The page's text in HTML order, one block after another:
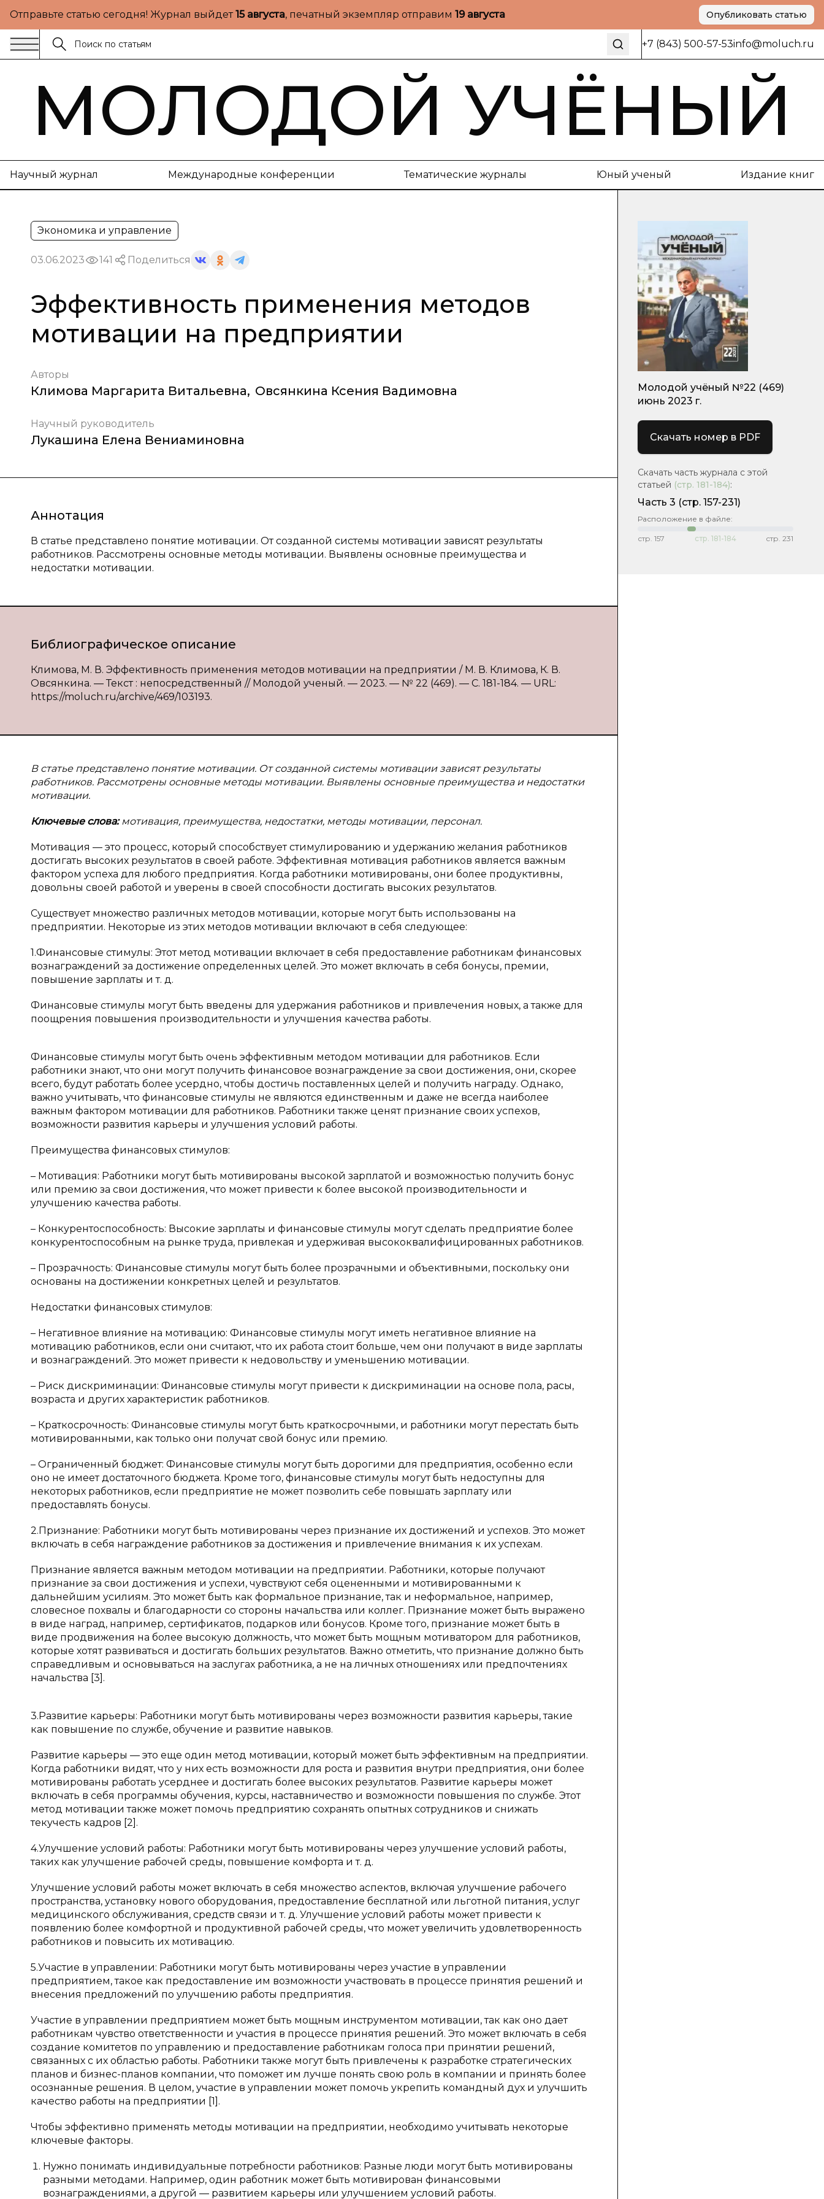
Отправьте статью сегодня! Журнал выйдет15 августа, печатный экземпляр отправим 19 августа Опубликовать статью
+7 (843) 500-57-53info@moluch.ru
МОЛОДОЙ УЧЁНЫЙ
Научный журнал Международные конференции Тематические журналы Юный ученый Издание книг
Экономика и управление
03.06.2023 141 Поделиться
Эффективность применения методов
мотивации на предприятии
Авторы
Климова Маргарита Витальевна, Овсянкина Ксения Вадимовна
Научный руководитель
Лукашина Елена Вениаминовна
Аннотация
В статье представлено понятие мотивации. От созданной системы мотивации зависят результаты
работников. Рассмотрены основные методы мотивации. Выявлены основные преимущества и
недостатки мотивации.
Библиографическое описание
Климова, М. В. Эффективность применения методов мотивации на предприятии / М. В. Климова, К. В.
Овсянкина. — Текст : непосредственный // Молодой ученый. — 2023. — № 22 (469). — С. 181-184. — URL:
https://moluch.ru/archive/469/103193.
В статье представлено понятие мотивации. От созданной системы мотивации зависят результаты
работников. Рассмотрены основные методы мотивации. Выявлены основные преимущества и недостатки
мотивации.
Ключевые слова:мотивация, преимущества, недостатки, методы мотивации, персонал.
Мотивация — это процесс, который способствует стимулированию и удержанию желания работников
достигать высоких результатов в своей работе. Эффективная мотивация работников является важным
фактором успеха для любого предприятия. Когда работники мотивированы, они более продуктивны,
довольны своей работой и уверены в своей способности достигать высоких результатов.
Существует множество различных методов мотивации, которые могут быть использованы на
предприятии. Некоторые из этих методов мотивации включают в себя следующее:
1.Финансовые стимулы: Этот метод мотивации включает в себя предоставление работникам финансовых
вознаграждений за достижение определенных целей. Это может включать в себя бонусы, премии,
повышение зарплаты и т. д.
Финансовые стимулы могут быть введены для удержания работников и привлечения новых, а также для
поощрения повышения производительности и улучшения качества работы.
Финансовые стимулы могут быть очень эффективным методом мотивации для работников. Если
работники знают, что они могут получить финансовое вознаграждение за свои достижения, они, скорее
всего, будут работать более усердно, чтобы достичь поставленных целей и получить награду. Однако,
важно учитывать, что финансовые стимулы не являются единственным и даже не всегда наиболее
важным фактором мотивации для работников. Работники также ценят признание своих успехов,
возможности развития карьеры и улучшения условий работы.
Преимущества финансовых стимулов:
– Мотивация: Работники могут быть мотивированы высокой зарплатой и возможностью получить бонус
или премию за свои достижения, что может привести к более высокой производительности и
улучшению качества работы.
– Конкурентоспособность: Высокие зарплаты и финансовые стимулы могут сделать предприятие более
конкурентоспособным на рынке труда, привлекая и удерживая высококвалифицированных работников.
– Прозрачность: Финансовые стимулы могут быть более прозрачными и объективными, поскольку они
основаны на достижении конкретных целей и результатов.
Недостатки финансовых стимулов:
– Негативное влияние на мотивацию: Финансовые стимулы могут иметь негативное влияние на
мотивацию работников, если они считают, что их работа стоит больше, чем они получают в виде зарплаты
и вознаграждений. Это может привести к недовольству и уменьшению мотивации.
– Риск дискриминации: Финансовые стимулы могут привести к дискриминации на основе пола, расы,
возраста и других характеристик работников.
– Краткосрочность: Финансовые стимулы могут быть краткосрочными, и работники могут перестать быть
мотивированными, как только они получат свой бонус или премию.
– Ограниченный бюджет: Финансовые стимулы могут быть дорогими для предприятия, особенно если
оно не имеет достаточного бюджета. Кроме того, финансовые стимулы могут быть недоступны для
некоторых работников, если предприятие не может позволить себе повышать зарплату или
предоставлять бонусы.
2.Признание: Работники могут быть мотивированы через признание их достижений и успехов. Это может
включать в себя награждение работников за достижения и привлечение внимания к их успехам.
Признание является важным методом мотивации на предприятии. Работники, которые получают
признание за свои достижения и успехи, чувствуют себя оцененными и мотивированными к
дальнейшим усилиям. Это может быть как формальное признание, так и неформальное, например,
словесное похвалы и благодарности со стороны начальства или коллег. Признание может быть выражено
в виде наград, например, сертификатов, подарков или бонусов. Кроме того, признание может быть в
виде продвижения на более высокую должность, что может быть мощным мотиватором для работников,
которые хотят развиваться и достигать больших результатов. Важно отметить, что признание должно быть
справедливым и основываться на заслугах работника, а не на личных отношениях или предпочтениях
начальства [3].
3.Развитие карьеры: Работники могут быть мотивированы через возможности развития карьеры, такие
как повышение по службе, обучение и развитие навыков.
Развитие карьеры — это еще один метод мотивации, который может быть эффективным на предприятии.
Когда работники видят, что у них есть возможности для роста и развития внутри предприятия, они более
мотивированы работать усерднее и достигать более высоких результатов. Развитие карьеры может
включать в себя программы обучения, курсы, наставничество и возможности повышения по службе. Этот
метод мотивации также может помочь предприятию сохранять опытных сотрудников и снижать
текучесть кадров [2].
4.Улучшение условий работы: Работники могут быть мотивированы через улучшение условий работы,
таких как улучшение рабочей среды, повышение комфорта и т. д.
Улучшение условий работы может включать в себя множество аспектов, включая улучшение рабочего
пространства, установку нового оборудования, предоставление бесплатной или льготной питания, услуг
медицинского обслуживания, средств связи и т. д. Улучшение условий работы может привести к
появлению более комфортной и продуктивной рабочей среды, что может увеличить удовлетворенность
работников и повысить их мотивацию.
5.Участие в управлении: Работники могут быть мотивированы через участие в управлении
предприятием, такое как предоставление им возможности участвовать в процессе принятия решений и
внесения предложений по улучшению работы предприятия.
Участие в управлении предприятием может быть мощным инструментом мотивации, так как оно дает
работникам чувство ответственности и участия в процессе принятия решений. Это может включать в себя
создание комитетов по управлению и предоставление работникам голоса при принятии решений,
связанных с их областью работы. Работники также могут быть привлечены к разработке стратегических
планов и бизнес-планов компании, что поможет им лучше понять свою роль в компании и принять более
осознанные решения. В целом, участие в управлении может помочь укрепить командный дух и улучшить
качество работы на предприятии [1].
Чтобы эффективно применять методы мотивации на предприятии, необходимо учитывать некоторые
ключевые факторы.
Нужно понимать индивидуальные потребности работников: Разные люди могут быть мотивированы
разными методами. Например, один работник может быть мотивирован финансовыми
вознаграждениями, а другой — развитием карьеры или улучшением условий работы.
Молодой учёный №22 (469)
июнь 2023 г.
Скачать номер в PDF
Скачать часть журнала с этой
статьей (стр. 181-184):
Часть 3 (стр. 157-231)
Расположение в файле:
стр. 157 стр. 181-184 стр. 231